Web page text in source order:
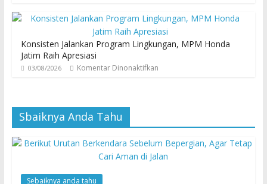
Konsisten Jalankan Program Lingkungan, MPM Honda
Jatim Raih Apresiasi
03/08/2026 Komentar Dinonaktifkan
Sbaiknya Anda Tahu
Sebaiknya anda tahu